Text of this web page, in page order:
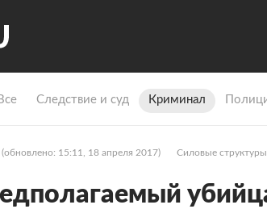
Все Следствие и суд Криминал
(обновлено: 15:11, 18 апреля 2017) Силовые структуры